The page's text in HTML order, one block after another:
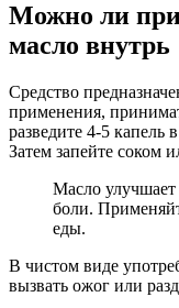
Можно ли
масло внутрь
Средство
применения,
разведите 4-5 капель
Затем запейте соком
Масло
боли.
еды.
В чистом виде
вызвать ожог или